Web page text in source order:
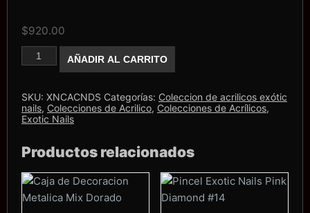
$920.00
Coleccion
Exotic
tonos
Neon
#2
1
cantidad
AÑADIR AL CARRITO
SKU: XNCACNDS Categorías: Coleccion de acrilicos exótic
nails, Colecciones de Acrilico, Colecciones de Acrílicos,
Exotic Nails
Productos relacionados